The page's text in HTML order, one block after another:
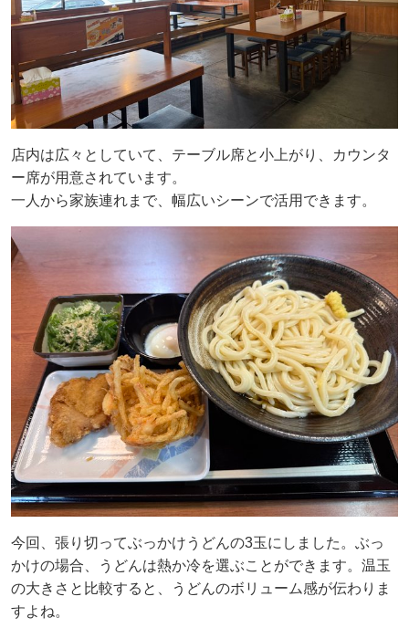
店内は広々としていて、テーブル席と小上がり、カウンタ
ー席が用意されています。
一人から家族連れまで、幅広いシーンで活用できます。
今回、張り切ってぶっかけうどんの3玉にしました。ぶっ
かけの場合、うどんは熱か冷を選ぶことができます。温玉
の大きさと比較すると、うどんのボリューム感が伝わりま
すよね。